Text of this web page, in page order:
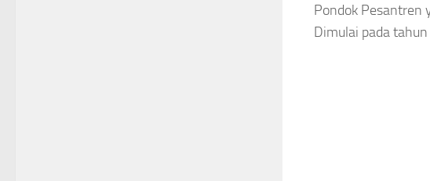
Pondok Pesantren
Dimulai pada